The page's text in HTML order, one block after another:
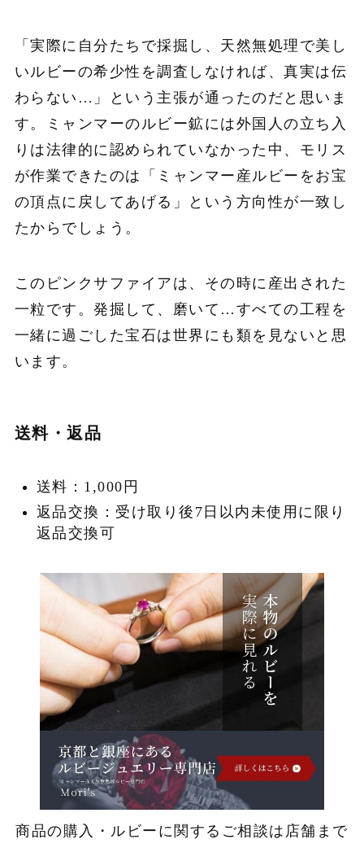
「実際に自分たちで採掘し、天然無処理で美し
いルビーの希少性を調査しなければ、真実は伝
わらない…」という主張が通ったのだと思いま
す。ミャンマーのルビー鉱には外国人の立ち入
りは法律的に認められていなかった中、モリス
が作業できたのは「ミャンマー産ルビーをお宝
の頂点に戻してあげる」という方向性が一致し
たからでしょう。
このピンクサファイアは、その時に産出された
一粒です。発掘して、磨いて…すべての工程を
一緒に過ごした宝石は世界にも類を見ないと思
います。
送料・返品
送料：1,000円
返品交換：受け取り後7日以内未使用に限り
返品交換可
商品の購入・ルビーに関するご相談は店舗まで